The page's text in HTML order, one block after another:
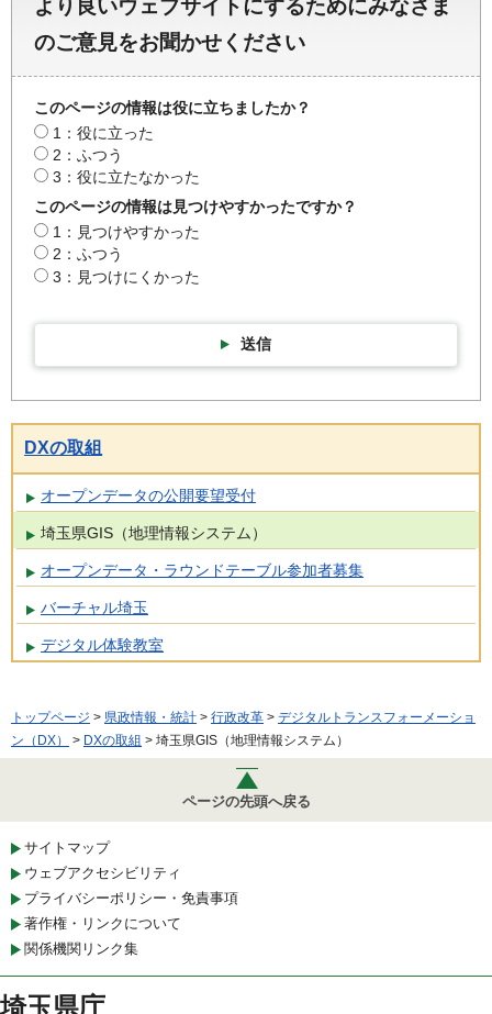
より良いウェブサイトにするためにみなさま
のご意見をお聞かせください
このページの情報は役に立ちましたか？
1：役に立った
2：ふつう
3：役に立たなかった
このページの情報は見つけやすかったですか？
1：見つけやすかった
2：ふつう
3：見つけにくかった
送信
DXの取組
オープンデータの公開要望受付
埼玉県GIS（地理情報システム）
オープンデータ・ラウンドテーブル参加者募集
バーチャル埼玉
デジタル体験教室
トップページ > 県政情報・統計 > 行政改革 > デジタルトランスフォーメーショ
ン（DX）
> DXの取組 > 埼玉県GIS（地理情報システム）
ページの先頭へ戻る
サイトマップ
ウェブアクセシビリティ
プライバシーポリシー・免責事項
著作権・リンクについて
関係機関リンク集
埼玉県庁